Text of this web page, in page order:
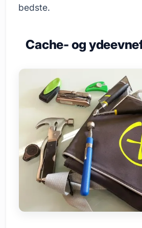
bedste.
Cache- og